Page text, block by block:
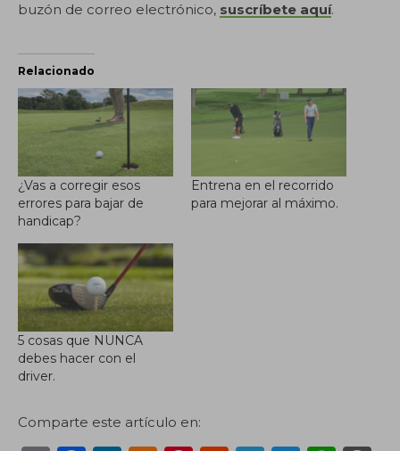
buzón de correo electrónico, suscríbete aquí.
Relacionado
¿Vas a corregir esos
errores para bajar de
handicap?
Entrena en el recorrido
para mejorar al máximo.
5 cosas que NUNCA
debes hacer con el
driver.
Comparte este artículo en: